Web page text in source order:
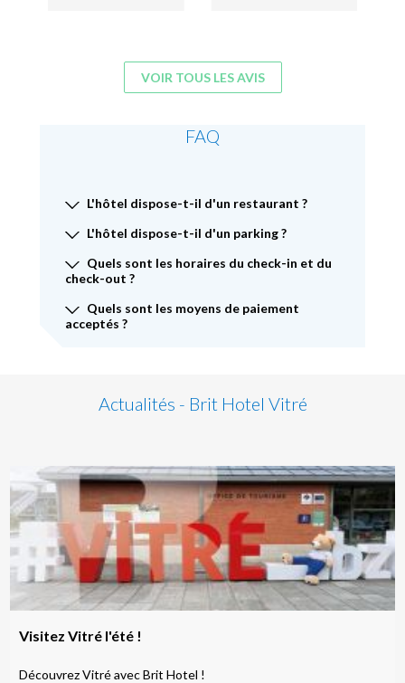
VOIR TOUS LES AVIS
FAQ
L'hôtel dispose-t-il d'un restaurant ?
L'hôtel dispose-t-il d'un parking ?
Quels sont les horaires du check-in et du
check-out ?
Quels sont les moyens de paiement
acceptés ?
Actualités - Brit Hotel Vitré
Visitez Vitré l'été !
Découvrez Vitré avec Brit Hotel !